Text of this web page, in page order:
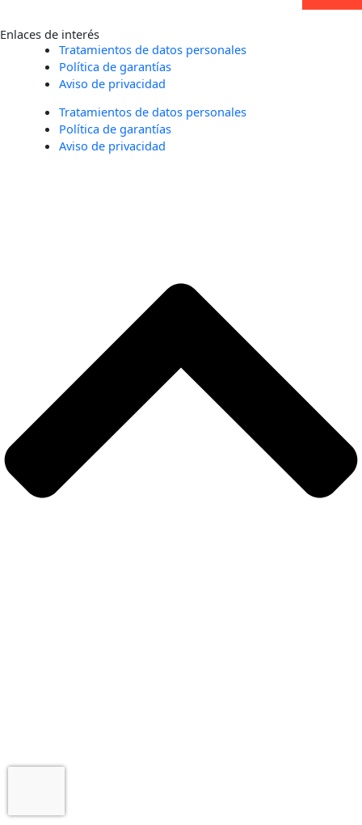
Enlaces de interés
Tratamientos de datos personales
Política de garantías
Aviso de privacidad
Tratamientos de datos personales
Política de garantías
Aviso de privacidad